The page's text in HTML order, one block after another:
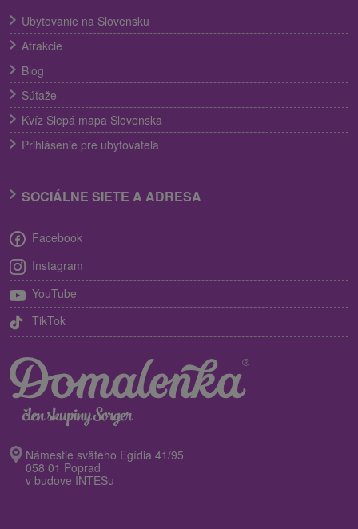
Ubytovanie na Slovensku
Atrakcie
Blog
Súťaže
Kvíz Slepá mapa Slovenska
Prihlásenie pre ubytovateľa
SOCIÁLNE SIETE A ADRESA
Facebook
Instagram
YouTube
TikTok
Námestie svätého Egídia 41/95
058 01 Poprad
v budove INTESu